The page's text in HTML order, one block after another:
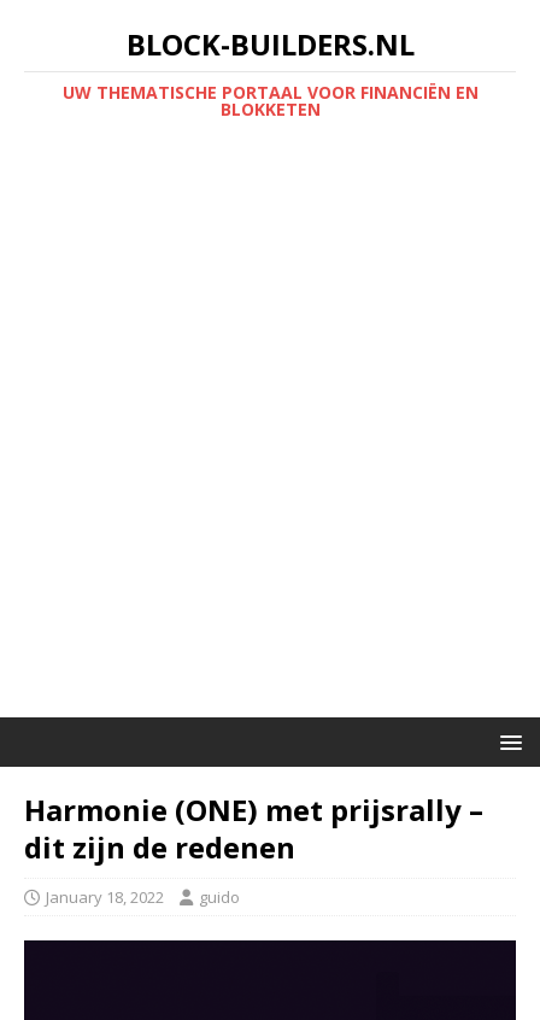
BLOCK-BUILDERS.NL
UW THEMATISCHE PORTAAL VOOR FINANCIËN EN
BLOKKETEN
Harmonie (ONE) met prijsrally –
dit zijn de redenen
January 18, 2022 guido